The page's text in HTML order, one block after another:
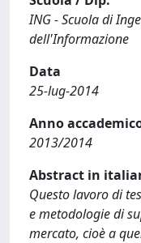
ING - Scuola di
dell'Informazione
Data
25-lug-2014
Anno
2013/2014
Abstract in
Questo lavoro di
e metodologie di
mercato, cioè a